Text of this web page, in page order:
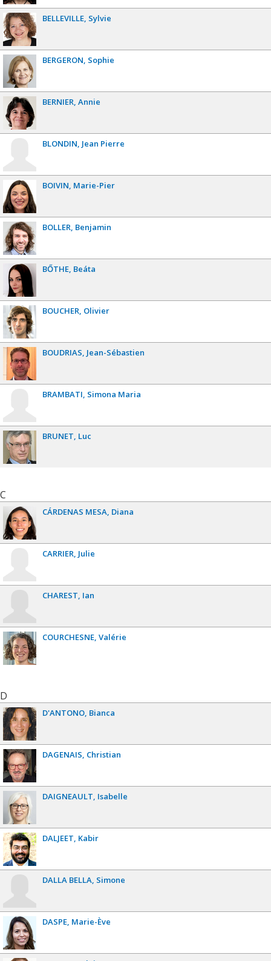
BELLEVILLE Sylvie
BERGERON Sophie
BERNIER Annie
BLONDIN Jean Pierre
BOIVIN Marie-Pier
BOLLER Benjamin
BŐTHE Beáta
BOUCHER Olivier
BOUDRIAS Jean-Sébastien
BRAMBATI Simona Maria
BRUNET Luc
C
CÁRDENAS MESA Diana
CARRIER Julie
CHAREST Ian
COURCHESNE Valérie
D
D'ANTONO Bianca
DAGENAIS Christian
DAIGNEAULT Isabelle
DALJEET Kabir
DALLA BELLA Simone
DASPE Marie-Ève